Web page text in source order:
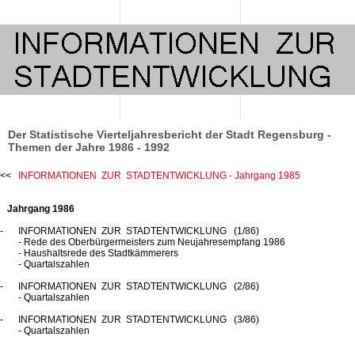
Der Statistische Vierteljahresbericht der Stadt Regensburg -
Themen der Jahre 1986 - 1992
INFORMATIONEN ZUR STADTENTWICKLUNG - Jahrgang 1985
Jahrgang 1986
INFORMATIONEN ZUR STADTENTWICKLUNG (1/86)
- Rede des Oberbürgermeisters zum Neujahresempfang 1986
- Haushaltsrede des Stadtkämmerers
- Quartalszahlen
INFORMATIONEN ZUR STADTENTWICKLUNG (2/86)
- Quartalszahlen
INFORMATIONEN ZUR STADTENTWICKLUNG (3/86)
- Quartalszahlen